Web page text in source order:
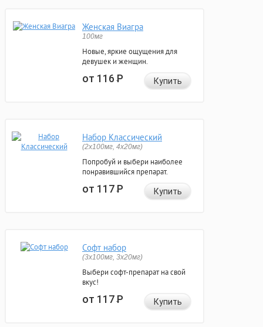
Женская Виагра
100мг
Новые, яркие ощущения для
девушек и женщин.
от 116Р Купить
Набор Классический
(2x100мг, 4x20мг)
Попробуй и выбери наиболее
понравившийся препарат.
от 117Р Купить
Софт набор
(3x100мг, 3x20мг)
Выбери софт-препарат на свой
вкус!
от 117Р Купить